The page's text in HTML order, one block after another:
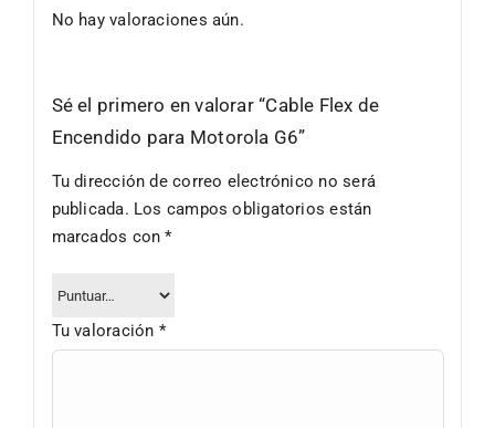
No hay valoraciones aún.
Sé el primero en valorar “Cable Flex de
Encendido para Motorola G6”
Tu dirección de correo electrónico no será
publicada. Los campos obligatorios están
marcados con*
Tu valoración *